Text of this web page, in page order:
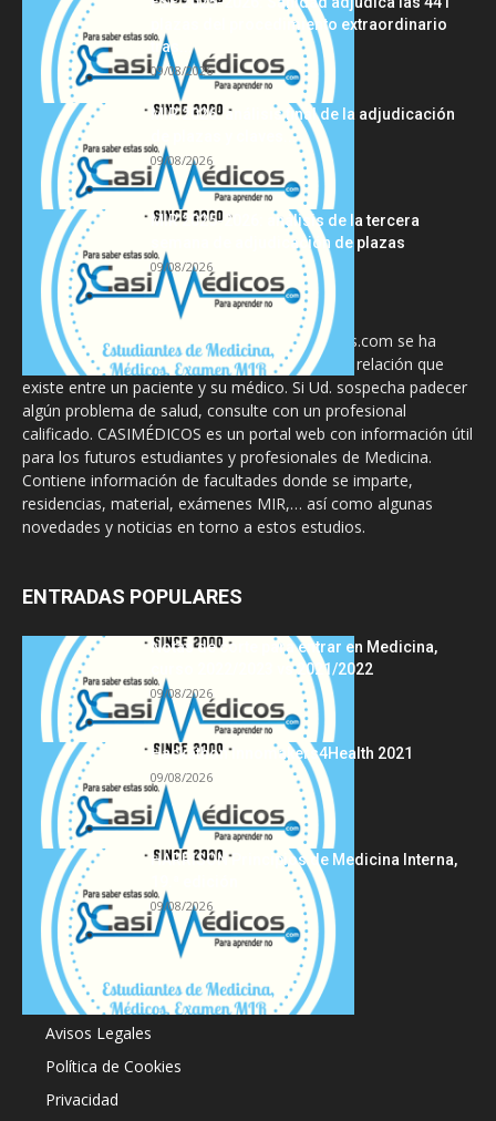
plazas del procedimiento extraordinario
tras...
09/08/2026
MIR 2026: análisis final de la adjudicación
de plazas y claves...
09/08/2026
MIR 2025-2026: análisis de la tercera
semana de adjudicación de plazas
09/08/2026
La información proporcionada en CasiMedicos.com se ha
diseñado para complementar, no substituir, la relación que
existe entre un paciente y su médico. Si Ud. sospecha padecer
algún problema de salud, consulte con un profesional
calificado. CASIMÉDICOS es un portal web con información útil
para los futuros estudiantes y profesionales de Medicina.
Contiene información de facultades donde se imparte,
residencias, material, exámenes MIR,… así como algunas
novedades y noticias en torno a estos estudios.
ENTRADAS POPULARES
Notas de corte para entrar en Medicina,
curso 2022/2023 vs 2021/2022
09/08/2026
Hackathon Innomakers4Health 2021
09/08/2026
HARRISON Principios de Medicina Interna,
09/08/2026
Acerca de
Avisos Legales
Política de Cookies
Privacidad